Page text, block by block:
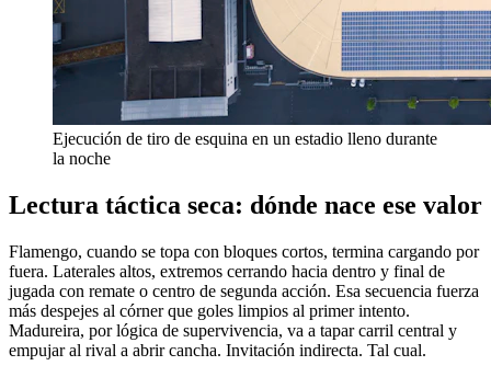
Ejecución de tiro de esquina en un estadio lleno durante
la noche
Lectura táctica seca: dónde nace ese valor
Flamengo, cuando se topa con bloques cortos, termina cargando por
fuera. Laterales altos, extremos cerrando hacia dentro y final de
jugada con remate o centro de segunda acción. Esa secuencia fuerza
más despejes al córner que goles limpios al primer intento.
Madureira, por lógica de supervivencia, va a tapar carril central y
empujar al rival a abrir cancha. Invitación indirecta. Tal cual.